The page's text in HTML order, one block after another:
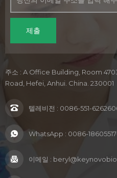
주소 : A Office Building, Room
Road, Hefei, Anhui. China. 230001
텔레비전 : 0086-551-
WhatsApp : 0086-
이메일 :